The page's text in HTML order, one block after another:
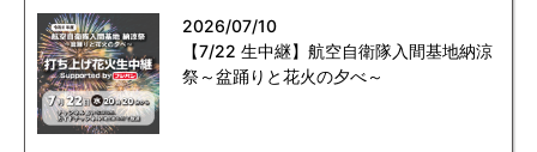
2026/07/10
【7/22 生中継】航空自衛隊入間基地納涼
祭～盆踊りと花火の夕べ～